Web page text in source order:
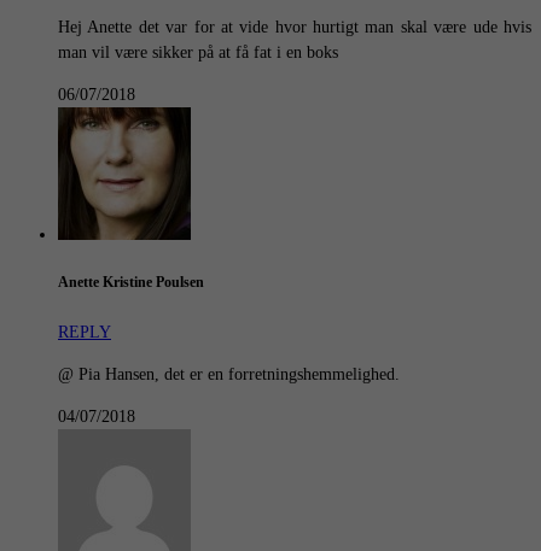
Hej Anette det var for at vide hvor hurtigt man skal være ude hvis
man vil være sikker på at få fat i en boks
06/07/2018
Anette Kristine Poulsen
REPLY
@ Pia Hansen, det er en forretningshemmelighed.
04/07/2018